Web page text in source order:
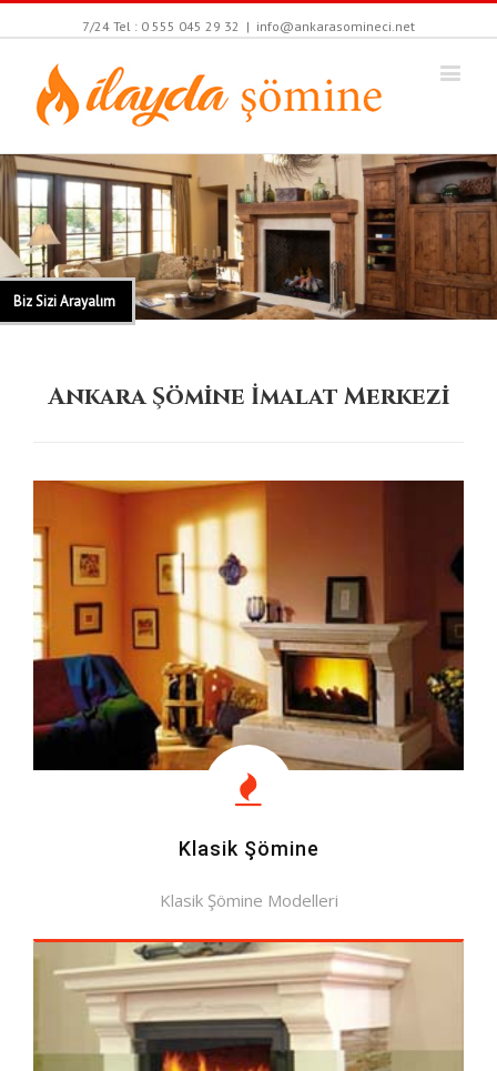
7/24 Tel : 0 555 045 29 32 | info@ankarasomineci.net
Ankara Şömine İmalat Merkezi
Klasik Şömine
Klasik Şömine Modelleri
MODELLERE BAK
Biz Sizi Arayalım